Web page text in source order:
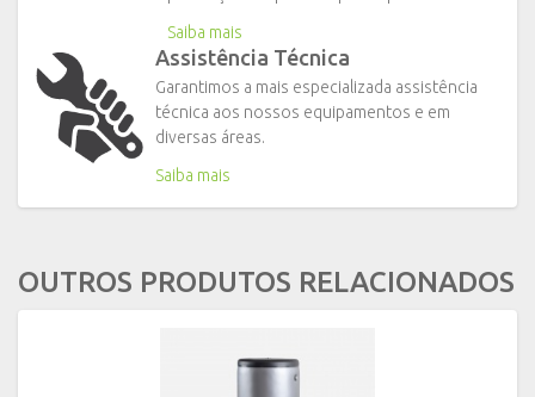
Saiba mais
Assistência Técnica
Garantimos a mais especializada assistência
técnica aos nossos equipamentos e em
diversas áreas.
Saiba mais
OUTROS PRODUTOS RELACIONADOS